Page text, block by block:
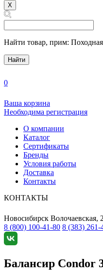
X
Найти товар, прим: Походная
Найти
0
Ваша корзина
Необходима регистрация
О компании
Каталог
Сертификаты
Бренды
Условия работы
Доставка
Контакты
КОНТАКТЫ
Новосибирск Волочаевская,
8 (800) 100-41-80 8 (383) 261-
Балансир Condor